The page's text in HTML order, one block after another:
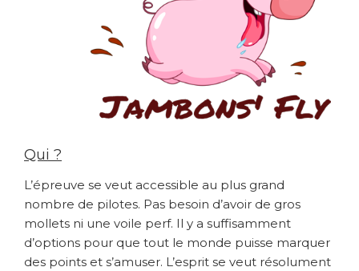
Qui ?
L’épreuve se veut accessible au plus grand
nombre de pilotes. Pas besoin d’avoir de gros
mollets ni une voile perf. Il y a suffisamment
d’options pour que tout le monde puisse marquer
des points et s’amuser. L’esprit se veut résolument